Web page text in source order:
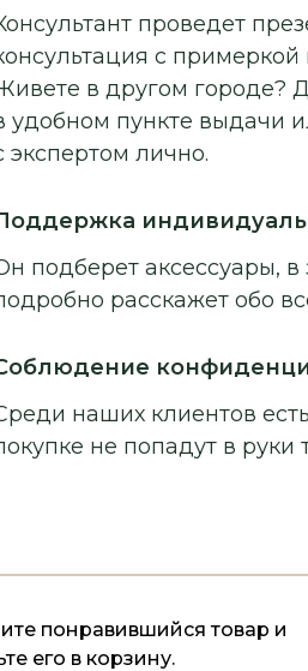
проведет
с
в другом городе?
удобном пункте выдачи
экспертом лично.
подберет аксессуары,
расскажет обо
наших клиентов
не попадут в руки
понравившийся товар и
его в корзину.